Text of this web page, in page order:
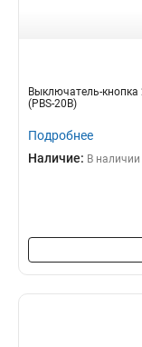
Выключатель-кнопка
(PBS-20В)
Подробнее
Наличие: В наличии